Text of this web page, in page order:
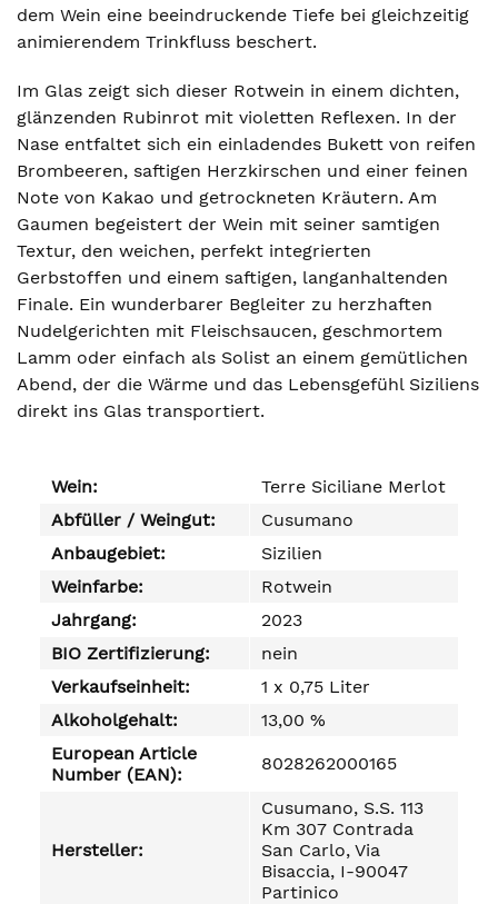
dem Wein eine beeindruckende Tiefe bei gleichzeitig
animierendem Trinkfluss beschert.
Im Glas zeigt sich dieser Rotwein in einem dichten,
glänzenden Rubinrot mit violetten Reflexen. In der
Nase entfaltet sich ein einladendes Bukett von reifen
Brombeeren, saftigen Herzkirschen und einer feinen
Note von Kakao und getrockneten Kräutern. Am
Gaumen begeistert der Wein mit seiner samtigen
Textur, den weichen, perfekt integrierten
Gerbstoffen und einem saftigen, langanhaltenden
Finale. Ein wunderbarer Begleiter zu herzhaften
Nudelgerichten mit Fleischsaucen, geschmortem
Lamm oder einfach als Solist an einem gemütlichen
Abend, der die Wärme und das Lebensgefühl Siziliens
direkt ins Glas transportiert.
Wein:
Terre Siciliane Merlot
Abfüller / Weingut:
Cusumano
Anbaugebiet:
Sizilien
Weinfarbe:
Rotwein
Jahrgang:
2023
BIO Zertifizierung:
nein
Verkaufseinheit:
1 x 0,75 Liter
Alkoholgehalt:
13,00 %
European Article
Number (EAN):
8028262000165
Hersteller:
Cusumano, S.S. 113
Km 307 Contrada
San Carlo, Via
Bisaccia, I-90047
Partinico